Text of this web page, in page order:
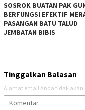
SOSROK BUATAN PAK
BERFUNGSI EFEKTIF
PASANGAN BATU TALUD
JEMBATAN BIBIS
Tinggalkan Balasan
Alamat email Anda tidak akan